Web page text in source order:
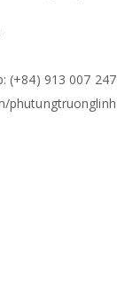
(+84) 913 007 247
phutungtruonglinh